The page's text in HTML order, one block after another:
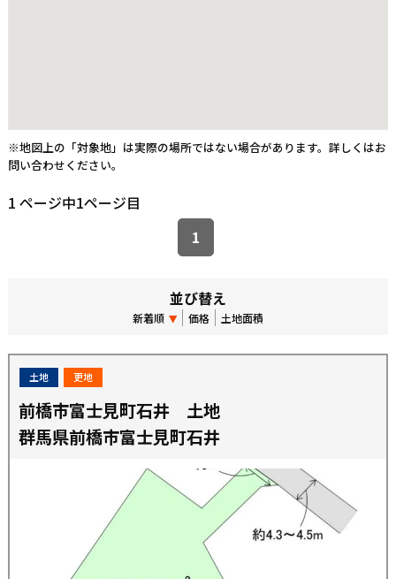
※地図上の「対象地」は実際の場所ではない場合があります。詳しくはお
問い合わせください。
1 ページ中1ページ目
1
並び替え
新着順 価格 土地面積
土地 更地
前橋市富士見町石井 土地
群馬県前橋市富士見町石井